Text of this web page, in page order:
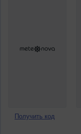
Получить код